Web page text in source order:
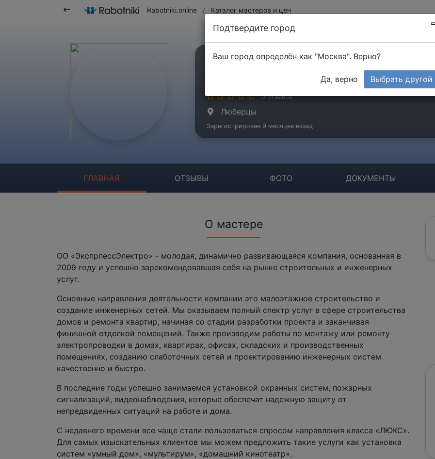
Rabotniki.online / Каталог мастеров и цен
ООО "ЭкспрессЭлектро"
0 отзывов
Люберцы
Зарегистрирован 9 месяцев назад
ГЛАВНАЯ ОТЗЫВЫ ФОТО ДОКУМЕНТЫ
О мастере
ОО «ЭкспрпессЭлектро» - молодая, динамично развивающаяся компания, основанная в
2009 году и успешно зарекомендовавшая себя на рынке строительных и инженерных
услуг.
Основные направления деятельности компании это малоэтажное строительство и
создание инженерных сетей. Мы оказываем полный спектр услуг в сфере строительства
домов и ремонта квартир, начиная со стадии разработки проекта и заканчивая
финишной отделкой помещений. Также производим работы по монтажу или ремонту
электропроводки в домах, квартирах, офисах, складских и производственных
помещениях, созданию слаботочных сетей и проектированию инженерных систем
качественно и быстро.
В последние годы успешно занимаемся установкой охранных систем, пожарных
сигнализаций, видеонаблюдения, которые обеспечат надежную защиту от
непредвиденных ситуаций на работе и дома.
С недавнего времени все чаще стали пользоваться спросом направления класса «ЛЮКС».
Для самых изыскательных клиентов мы можем предложить такие услуги как установка
систем «умный дом», «мультирум», «домашний кинотеатр».
Подтвердите город
Ваш город определён как "Москва". Верно?
Да, верно Выбрать другой